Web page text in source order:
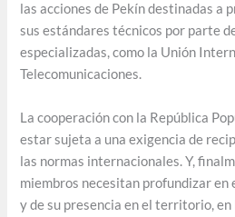
las acciones de Pekín destinadas a
sus estándares técnicos por parte
especializadas, como la Unión
Telecomunicaciones.
La cooperación con la República
estar sujeta a una exigencia de
las normas internacionales. Y,
miembros necesitan profundizar en
y de su presencia en el territorio,